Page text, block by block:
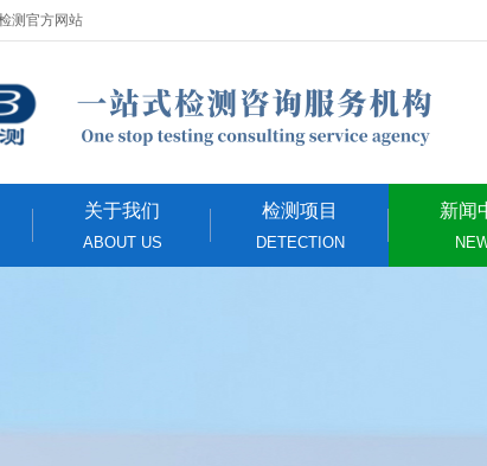
测官方网站
关于我们
ABOUT US
检测项目
DETECTION
新闻